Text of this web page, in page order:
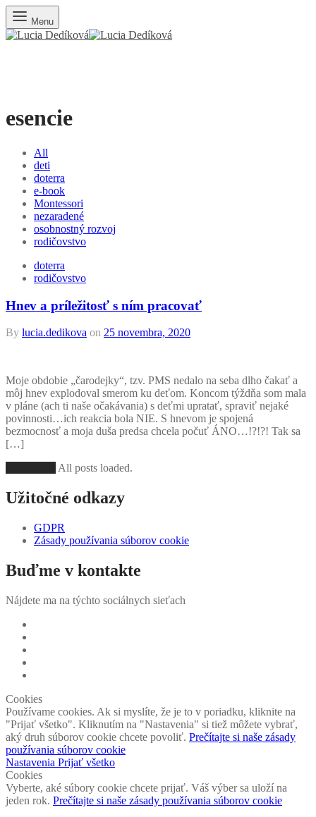
Menu
esencie
All
deti
doterra
e-book
Montessori
nezaradené
osobnostný rozvoj
rodičovstvo
doterra
rodičovstvo
Hnev a príležitosť s ním pracovať
By lucia.dedikova on 25 novembra, 2020
Moje obdobie „čarodejky“, tzv. PMS nedalo na seba dlho čakať a
môj hnev explodoval smerom ku deťom. Koncom týždňa som mala
v pláne (ach ti naše očakávania) s deťmi upratať, spraviť nejaké
povinnosti…ich reakcia bola NIE. S hnevom je spojená
bezmocnosť a moja duša predsa chcela počuť ÁNO…!?!?! Tak sa
[…]
All posts loaded.
Užitočné odkazy
GDPR
Zásady používania súborov cookie
Buďme v kontakte
Nájdete ma na týchto sociálnych sieťach
Cookies
Používame cookies. Ak si myslíte, že je to v poriadku, kliknite na
"Prijať všetko". Kliknutím na "Nastavenia" si tiež môžete vybrať,
aký druh súborov cookie chcete povoliť. Prečítajte si naše zásady
používania súborov cookie
Nastavenia Prijať všetko
Cookies
Vyberte, aké súbory cookie chcete prijať. Váš výber sa uloží na
jeden rok. Prečítajte si naše zásady používania súborov cookie